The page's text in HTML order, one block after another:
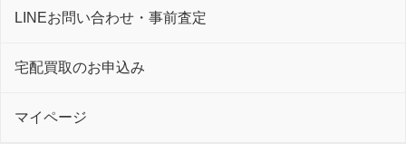
LINEお問い合わせ・事前査定
宅配買取のお申込み
マイページ